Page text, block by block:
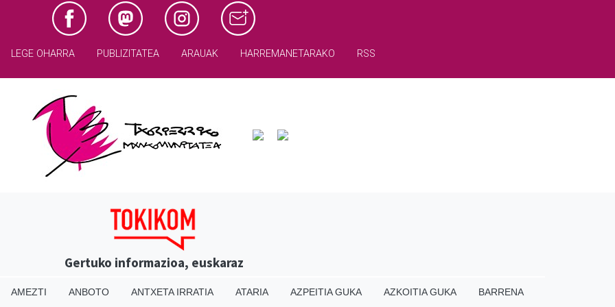
LEGE OHARRA PUBLIZITATEA ARAUAK HARREMANETARAKO RSS
Gertuko informazioa, euskaraz
AMEZTI ANBOTO ANTXETA IRRATIA ATARIA AZPEITIA GUKA AZKOITIA GUKA
BARRENA